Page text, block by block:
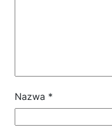
Nazwa *